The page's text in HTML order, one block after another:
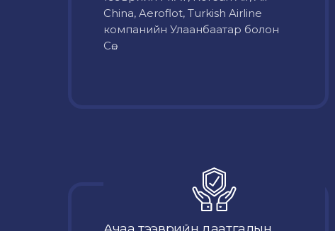
China, Aeroflot, Turkish Airline
компанийн Улаанбаатар болон
Сө...